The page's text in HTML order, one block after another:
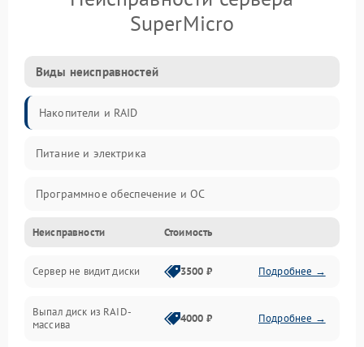
SuperMicro
Виды неисправностей
Накопители и RAID
Питание и электрика
Программное обеспечение и ОС
Охлаждение и температура
Материнская плата и процессор
Сеть и коммуникации
Неисправности Стоимость
Сервер не видит диски 3500 ₽ Подробнее →
Выпал диск из RAID-
массива
4000 ₽ Подробнее →